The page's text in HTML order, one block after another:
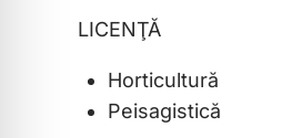
LICENŢĂ
Horticultură
Peisagistică